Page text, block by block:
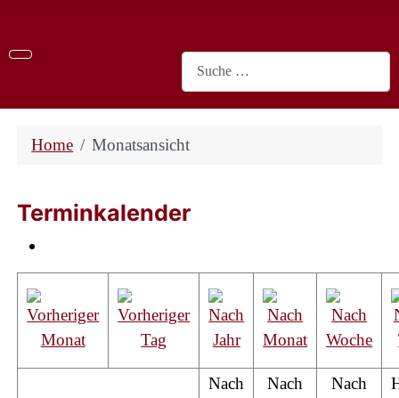
Suchen
Home Monatsansicht
Terminkalender
Nach
Nach
Nach